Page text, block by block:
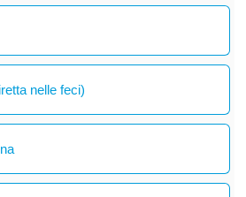
nelle feci)